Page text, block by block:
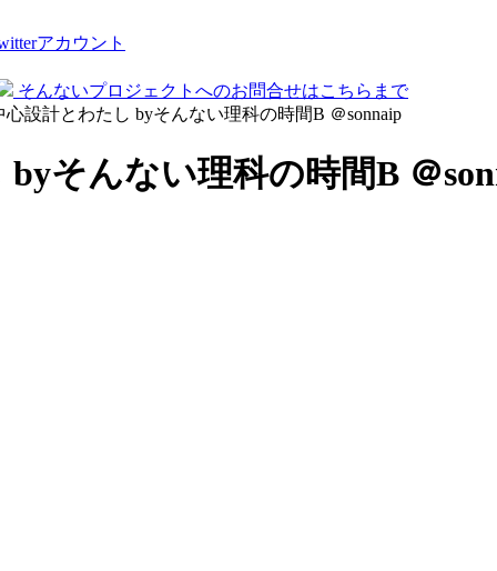
アカウント
そんないプロジェクトへのお問合せはこちらまで
心設計とわたし byそんない理科の時間B ＠sonnaip
そんない理科の時間B ＠